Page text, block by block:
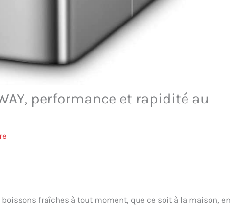
performance et rapidité au
fraîches à tout moment, que ce soit à la maison, en